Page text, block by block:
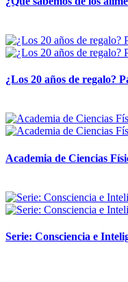
¿Los 20 años de regalo?
Academia de Ciencias
Serie: Consciencia e